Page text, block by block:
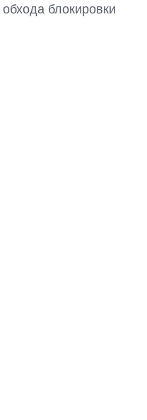
блокировки